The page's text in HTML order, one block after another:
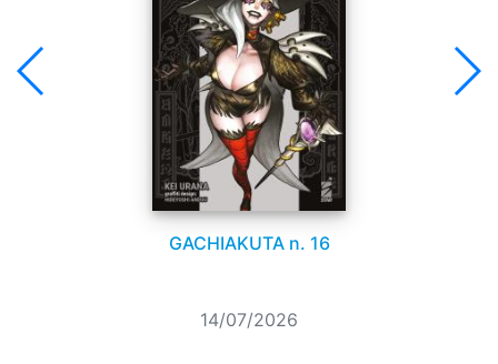
GACHIAKUTA n. 16
14/07/2026